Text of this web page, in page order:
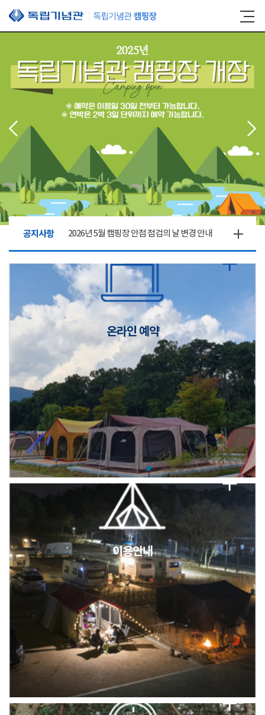
본문 바로가기
공지사항 2026년 5월 캠핑장 안점 점검의 날 변경 안내
캠핑장(9월1일~6일) 미운영 공지
2026년 5월 캠핑장 안점 점검의 날 변경 안내
캠핑장(9월1일~6일) 미운영 공지
2026년 5월 캠핑장 안점 점검의 날 변경 안내
캠핑장(9월1일~6일) 미운영 공지
2026년 5월 캠핑장 안점 점검의 날 변경 안내
캠핑장(9월1일~6일) 미운영 공지
[6/1]전산시스템 점검 및 안정화에 따른 서비스 이용 제한 안내
온라인 예약
이용안내